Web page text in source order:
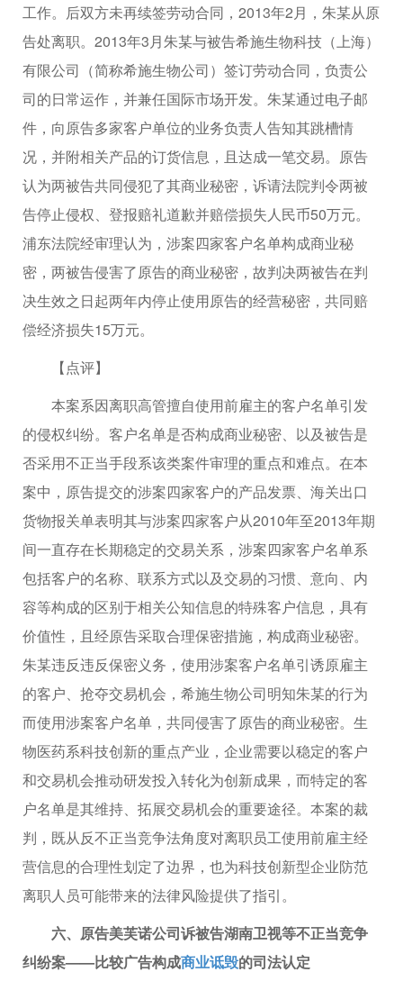
工作。后双方未再续签劳动合同，2013年2月，朱某从原
告处离职。2013年3月朱某与被告希施生物科技（上海）
有限公司（简称希施生物公司）签订劳动合同，负责公
司的日常运作，并兼任国际市场开发。朱某通过电子邮
件，向原告多家客户单位的业务负责人告知其跳槽情
况，并附相关产品的订货信息，且达成一笔交易。原告
认为两被告共同侵犯了其商业秘密，诉请法院判令两被
告停止侵权、登报赔礼道歉并赔偿损失人民币50万元。
浦东法院经审理认为，涉案四家客户名单构成商业秘
密，两被告侵害了原告的商业秘密，故判决两被告在判
决生效之日起两年内停止使用原告的经营秘密，共同赔
偿经济损失15万元。
【点评】
本案系因离职高管擅自使用前雇主的客户名单引发
的侵权纠纷。客户名单是否构成商业秘密、以及被告是
否采用不正当手段系该类案件审理的重点和难点。在本
案中，原告提交的涉案四家客户的产品发票、海关出口
货物报关单表明其与涉案四家客户从2010年至2013年期
间一直存在长期稳定的交易关系，涉案四家客户名单系
包括客户的名称、联系方式以及交易的习惯、意向、内
容等构成的区别于相关公知信息的特殊客户信息，具有
价值性，且经原告采取合理保密措施，构成商业秘密。
朱某违反违反保密义务，使用涉案客户名单引诱原雇主
的客户、抢夺交易机会，希施生物公司明知朱某的行为
而使用涉案客户名单，共同侵害了原告的商业秘密。生
物医药系科技创新的重点产业，企业需要以稳定的客户
和交易机会推动研发投入转化为创新成果，而特定的客
户名单是其维持、拓展交易机会的重要途径。本案的裁
判，既从反不正当竞争法角度对离职员工使用前雇主经
营信息的合理性划定了边界，也为科技创新型企业防范
离职人员可能带来的法律风险提供了指引。
六、原告美芙诺公司诉被告湖南卫视等不正当竞争
纠纷案——比较广告构成商业诋毁的司法认定